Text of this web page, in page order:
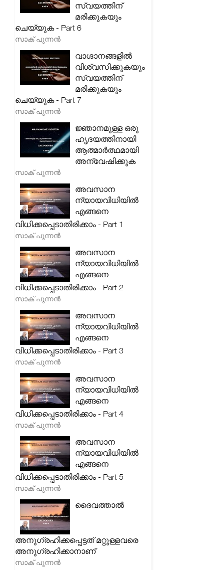
സ്വയത്തിന്
മരിക്കുകയും
ചെയ്യുക - Part 6
സാക് പുന്നൻ
വാഗ്ദാനങ്ങളിൽ
വിശ്വസിക്കുകയും
സ്വയത്തിന്
മരിക്കുകയും
ചെയ്യുക - Part 7
സാക് പുന്നൻ
ജ്ഞാനമുള്ള ഒരു
ഹൃദയത്തിനായി
ആത്മാർത്ഥമായി
അന്വേഷിക്കുക
സാക് പുന്നൻ
അവസാന
ന്യായവിധിയിൽ
എങ്ങനെ
വിധിക്കപ്പെടാതിരിക്കാം - Part 1
സാക് പുന്നൻ
അവസാന
ന്യായവിധിയിൽ
എങ്ങനെ
വിധിക്കപ്പെടാതിരിക്കാം - Part 2
സാക് പുന്നൻ
അവസാന
ന്യായവിധിയിൽ
എങ്ങനെ
വിധിക്കപ്പെടാതിരിക്കാം - Part 3
സാക് പുന്നൻ
അവസാന
ന്യായവിധിയിൽ
എങ്ങനെ
വിധിക്കപ്പെടാതിരിക്കാം - Part 4
സാക് പുന്നൻ
അവസാന
ന്യായവിധിയിൽ
എങ്ങനെ
വിധിക്കപ്പെടാതിരിക്കാം - Part 5
സാക് പുന്നൻ
ദൈവത്താൽ
അനുഗ്രഹിക്കപ്പെട്ടത് മറ്റുള്ളവരെ
അനുഗ്രഹിക്കാനാണ്
സാക് പുന്നൻ